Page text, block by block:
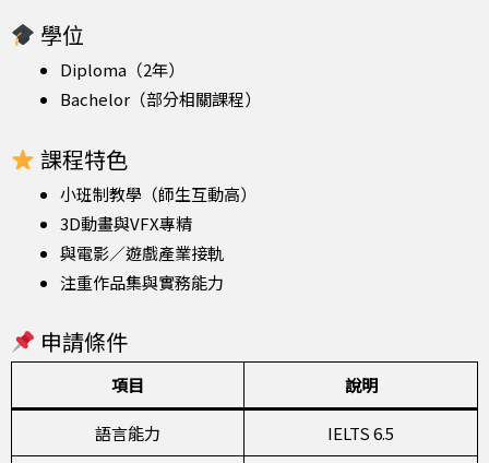
學位
Diploma（2年）
Bachelor（部分相關課程）
課程特色
小班制教學（師生互動高）
3D動畫與VFX專精
與電影／遊戲產業接軌
注重作品集與實務能力
申請條件
項目 說明
語言能力 IELTS 6.5